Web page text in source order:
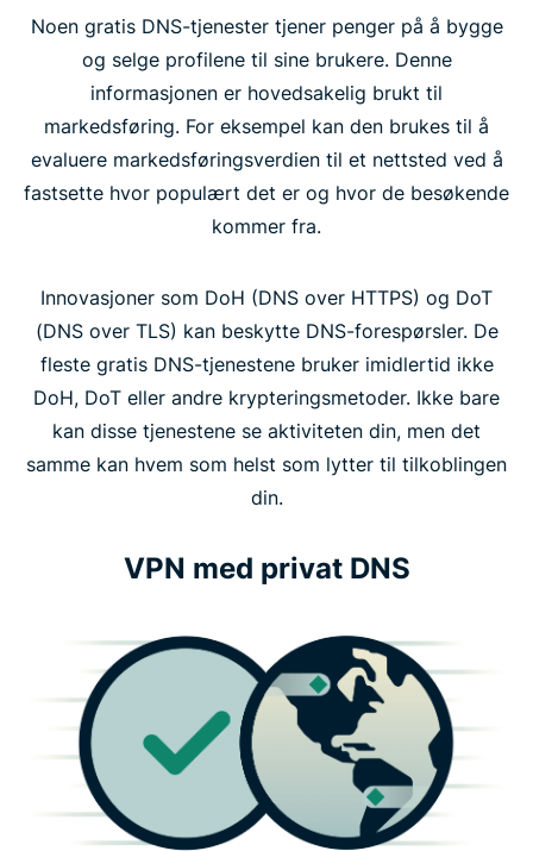
Noen gratis DNS-tjenester tjener penger på å bygge
og selge profilene til sine brukere. Denne
informasjonen er hovedsakelig brukt til
markedsføring. For eksempel kan den brukes til å
evaluere markedsføringsverdien til et nettsted ved å
fastsette hvor populært det er og hvor de besøkende
kommer fra.
Innovasjoner som DoH (DNS over HTTPS) og DoT
(DNS over TLS) kan beskytte DNS-forespørsler. De
fleste gratis DNS-tjenestene bruker imidlertid ikke
DoH, DoT eller andre krypteringsmetoder. Ikke bare
kan disse tjenestene se aktiviteten din, men det
samme kan hvem som helst som lytter til tilkoblingen
din.
VPN med privat DNS